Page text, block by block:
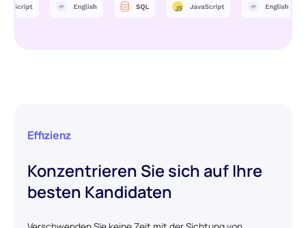
Effizienz
Konzentrieren Sie sich auf Ihre
besten Kandidaten